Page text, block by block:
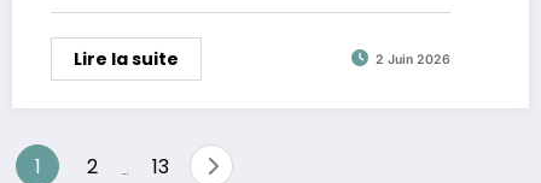
Lire la suite 2 Juin 2026
Pagination
1 2 13